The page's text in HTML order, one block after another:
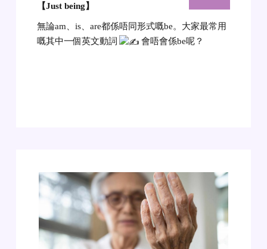
【Just being】
無論am、is、are都係唔同形式嘅be。大家最常用
嘅其中一個英文動詞
會唔會係be呢？